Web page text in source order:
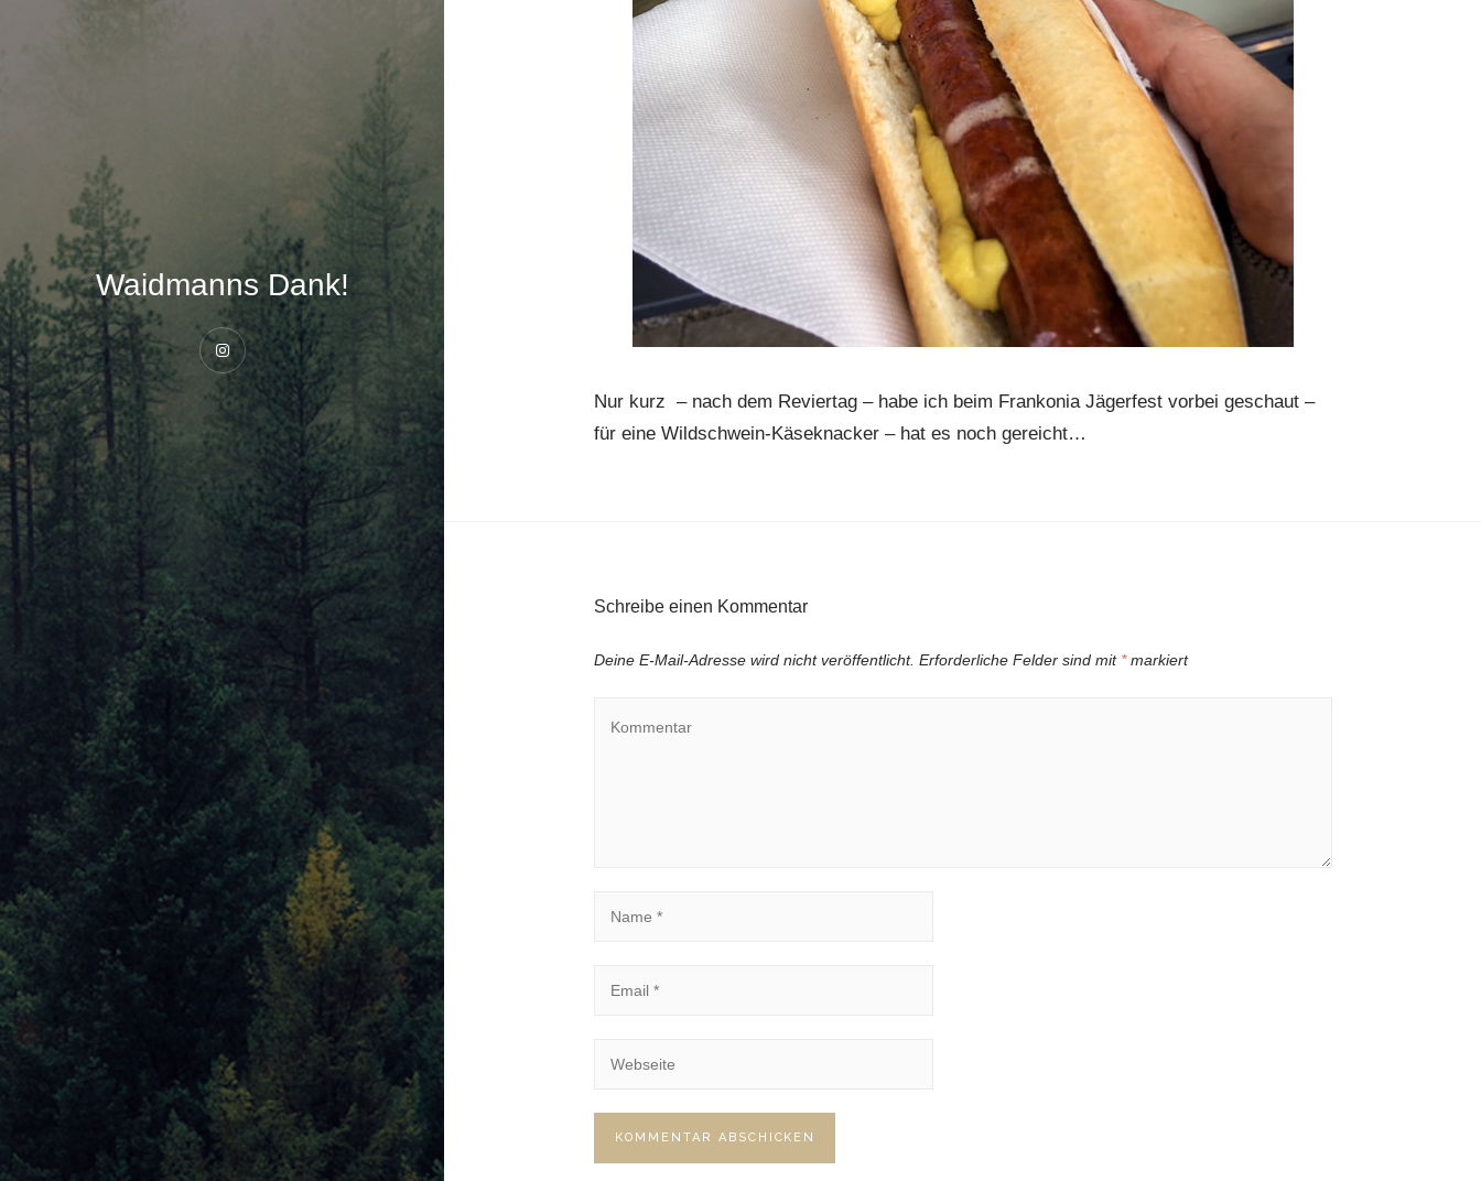
Waidmanns Dank!
Instagram
Nur kurz – nach dem Reviertag – habe ich beim Frankonia Jägerfest vorbei geschaut –
für eine Wildschwein-Käseknacker – hat es noch gereicht…
Schreibe einen Kommentar
Deine E-Mail-Adresse wird nicht veröffentlicht. Erforderliche Felder sind mit *markiert